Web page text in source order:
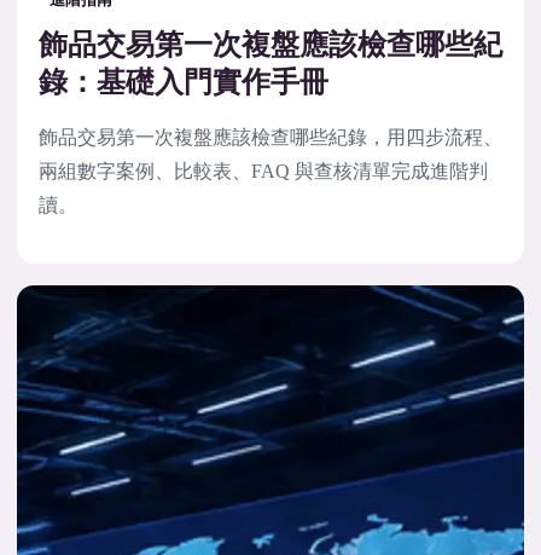
飾品交易第一次複盤應該檢查哪些紀
錄：基礎入門實作手冊
飾品交易第一次複盤應該檢查哪些紀錄，用四步流程、
兩組數字案例、比較表、FAQ 與查核清單完成進階判
讀。